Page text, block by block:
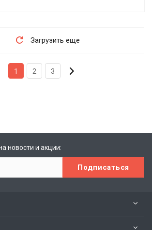
Загрузить еще
1 2 3
новости и акции: